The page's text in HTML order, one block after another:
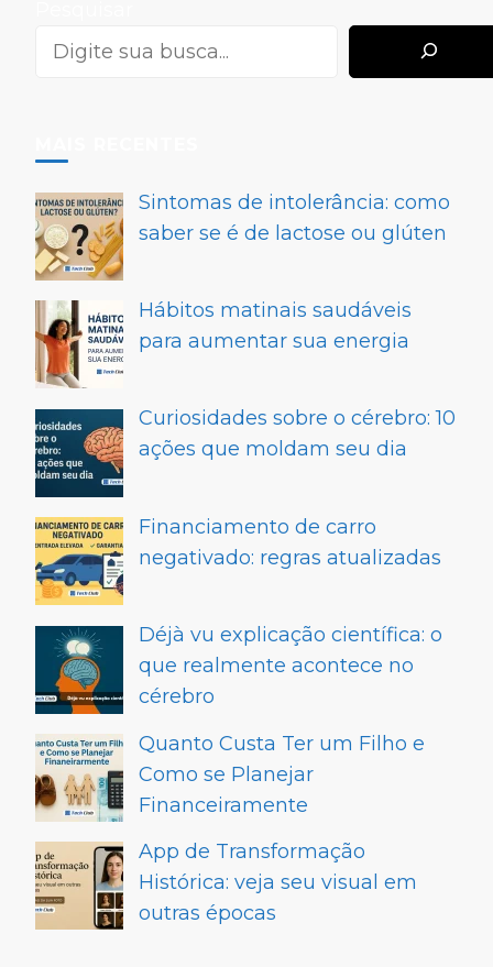
Sintomas de intolerância: como
saber se é de lactose ou glúten
Hábitos matinais saudáveis
para aumentar sua energia
Curiosidades sobre o cérebro: 10
ações que moldam seu dia
Financiamento de carro
negativado: regras atualizadas
Déjà vu explicação científica: o
que realmente acontece no
cérebro
Quanto Custa Ter um Filho e
Como se Planejar
Financeiramente
App de Transformação
Histórica: veja seu visual em
outras épocas